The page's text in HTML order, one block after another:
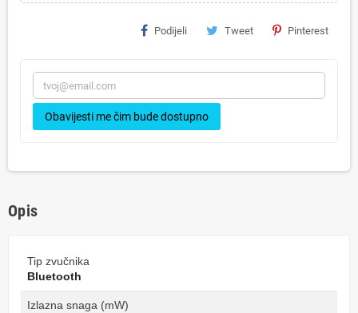
Podijeli Tweet Pinterest
Obavijesti me čim bude dostupno
Opis
Tip zvučnika
Bluetooth
Izlazna snaga (mW)